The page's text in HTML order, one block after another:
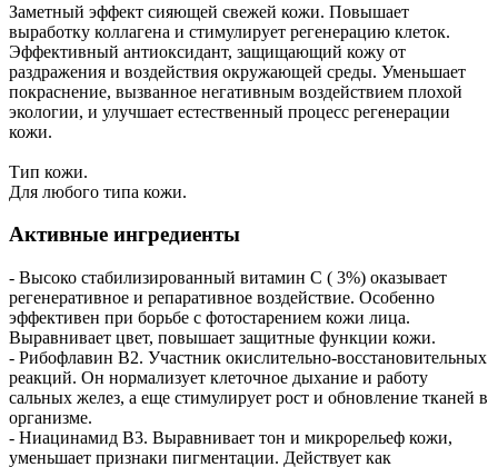
Заметный эффект сияющей свежей кожи. Повышает
выработку коллагена и стимулирует регенерацию клеток.
Эффективный антиоксидант, защищающий кожу от
раздражения и воздействия окружающей среды. Уменьшает
покраснение, вызванное негативным воздействием плохой
экологии, и улучшает естественный процесс регенерации
кожи.
Тип кожи.
Для любого типа кожи.
Активные ингредиенты
- Высоко стабилизированный витамин C ( 3%) оказывает
регенеративное и репаративное воздействие. Особенно
эффективен при борьбе с фотостарением кожи лица.
Выравнивает цвет, повышает защитные функции кожи.
- Рибофлавин В2. Участник окислительно-восстановительных
реакций. Он нормализует клеточное дыхание и работу
сальных желез, а еще стимулирует рост и обновление тканей в
организме.
- Ниацинамид В3. Выравнивает тон и микрорельеф кожи,
уменьшает признаки пигментации. Действует как